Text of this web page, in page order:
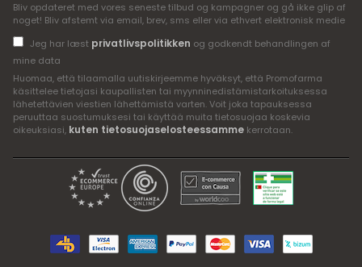
Bliv opdateret med vores seneste tilbud og kampagner og gå ikke glip af
noget! Bliv afstemt via email, brev, sms eller via ethvert elektronisk medie
Jeg har læst privatlivspolitikken og godkendt behandlingen af
mine data
Huomaa, että tilaamalla uutiskirjeemme hyväksyt, että Promofarma
käsittelee tietojasi kaupallisten tai myynninedistämistarkoituksessa
lähetettävien viestien lähettämistä varten. Voit joka tapauksessa
peruuttaa suostumuksesi tai käyttää muita tietosuojaa koskevia
oikeuksiasi, kuten tietosuojaselosteessamme kerrotaan.